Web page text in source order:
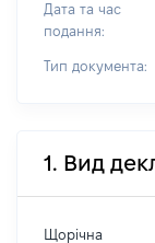
Дата та час
подання:
Тип документа:
1. Вид
Щорічна